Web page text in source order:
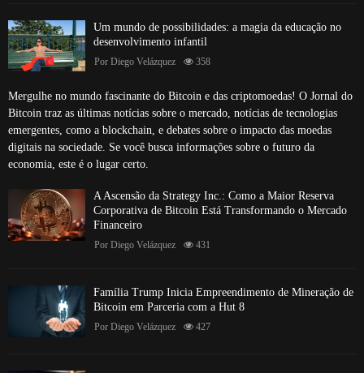
Um mundo de possibilidades: a magia da educação no
desenvolvimento infantil
Por Diego Velázquez 358
Mergulhe no mundo fascinante do Bitcoin e das criptomoedas! O Jornal do
Bitcoin traz as últimas notícias sobre o mercado, notícias de tecnologias
emergentes, como a blockchain, e debates sobre o impacto das moedas
digitais na sociedade. Se você busca informações sobre o futuro da
economia, este é o lugar certo.
A Ascensão da Strategy Inc.: Como a Maior Reserva
Corporativa de Bitcoin Está Transformando o Mercado
Financeiro
Por Diego Velázquez 431
Família Trump Inicia Empreendimento de Mineração de
Bitcoin em Parceria com a Hut 8
Por Diego Velázquez 427